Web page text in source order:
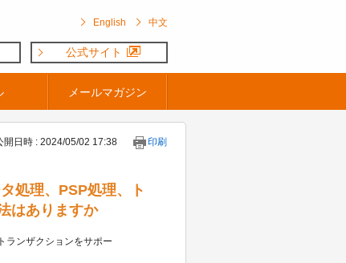
English 中文
メールマガジン
公式サイト
開日時 : 2024/05/02 17:38 印刷
処理、PSP処理、ト
はありますか
ランザクションをサポー